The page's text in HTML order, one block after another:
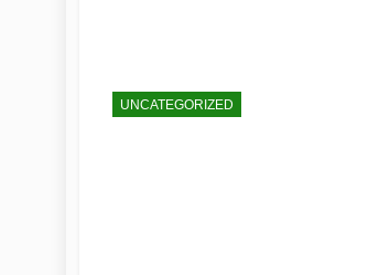
UNCATEGORIZED